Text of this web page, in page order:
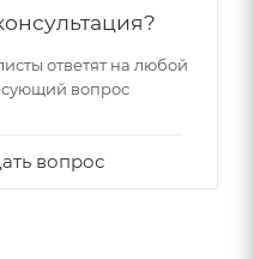
ответят на любой
вопрос
вопрос